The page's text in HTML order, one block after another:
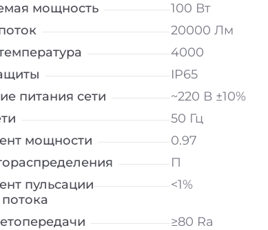
мощность
100 Вт
20000 Лм
4000
IP65
питания сети
~220 В ±10%
50 Гц
мощности
0.97
П
пульсации
<1%
≥80 Ra